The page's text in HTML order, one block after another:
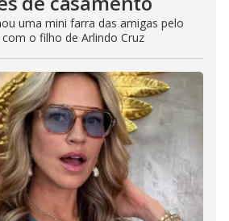
uma mini farra das amigas pelo
o filho de Arlindo Cruz